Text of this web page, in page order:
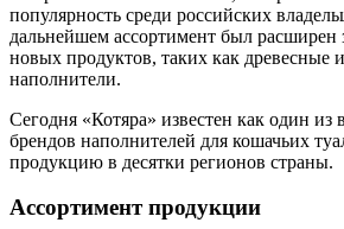
популярность среди российских
дальнейшем ассортимент был расширен
новых продуктов, таких как древесные
наполнители.
Сегодня «Котяра» известен как один из
брендов наполнителей для кошачьих
продукцию в десятки регионов страны.
Ассортимент продукции